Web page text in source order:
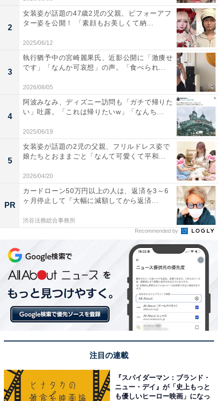
2
女装姿が話題の47歳2児の父親、ビフォーアフ
ター姿を公開！ 「素顔もお美しくて納...
2025/06/12
3
執行猶予中の宮崎麗果氏、近影公開に「激痩せ
です」「なんか可哀想」の声。「食べられ...
2026/08/05
4
阿波みなみ、ディズニー訪問も「ガチで帰りた
い」吐露。「これは帰りたいw」「なんち...
2025/06/19
5
女装姿が話題の2児の父親、フリルドレス姿で
娘たちとおままごと「なんて可愛くて平和...
2026/04/20
PR
カードローン50万円以上の人は、返済を3～6
ヶ月停止して『大幅に減額してから返済...
渋谷法務総合事務所
Recommended by
注目の連載
『スパイダーマン：ブランド・
ニュー・デイ』が「史上もっと
も優しいヒーロー映画」になっ